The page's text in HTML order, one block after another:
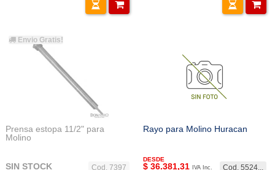
Envio Gratis!
Prensa estopa 11/2" para
Molino
Cod. 7397
SIN STOCK
Rayo para Molino Huracan
Cod. 5524...
DESDE
$ 36.381,31 IVA Inc.